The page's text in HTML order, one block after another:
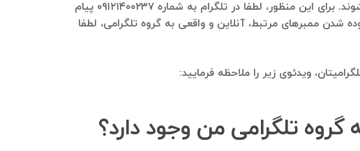
بله، این امکان وجود دارد تا اعضای گروه گوگل ادسنس،یوتیوب و گروه‌های مشابه آن به گروه تلگرامی شما اضافه شوند. برای این منظور، لطفا در تلگرام به شماره ۰۹۱۲۱۴۰۰۲۳۷ پیام
ممبرهای مرتبط، آنلاین و واقعی به گروه تلگرامی، لطفا
ویدئوی زیر را ملاحظه فرمایید:
گروه تلگرامی من وجود دارد؟